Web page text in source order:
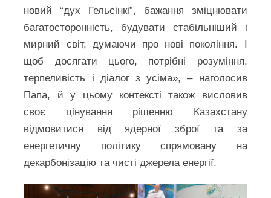
новий “дух Гельсінкі”, бажання зміцнювати
багатосторонність, будувати стабільніший і
мирний світ, думаючи про нові покоління. І
щоб досягати цього, потрібні розуміння,
терпеливість і діалог з усіма», – наголосив
Папа, й у цьому контексті також висловив
своє цінування рішенню Казахстану
відмовитися від ядерної зброї та за
енергетичну політику спрямовану на
декарбонізацію та чисті джерела енергії.